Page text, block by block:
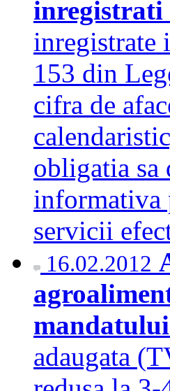
inregistrati
153 din
cifra de
obligatia sa
informativa
servicii
16.02.2012
adaugata